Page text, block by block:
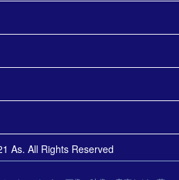
As. All Rights Reserved